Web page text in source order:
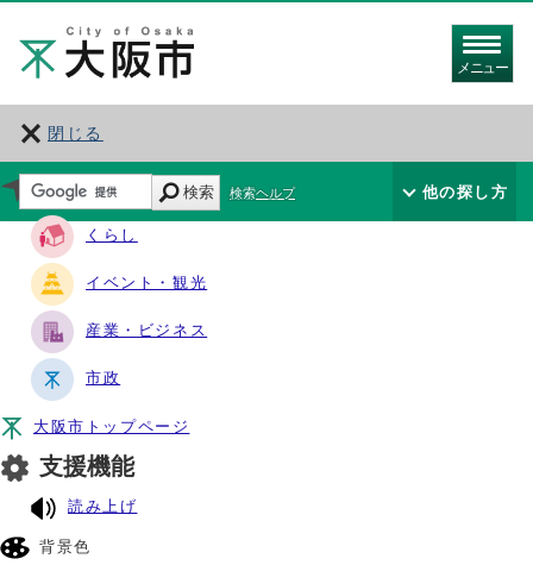
メニュー
閉じる
サイト・ナビ
くらし
イベント・観光
産業・ビジネス
市政
大阪市トップページ
支援機能
読み上げ
背景色
検索 検索ヘルプ 他の探し方